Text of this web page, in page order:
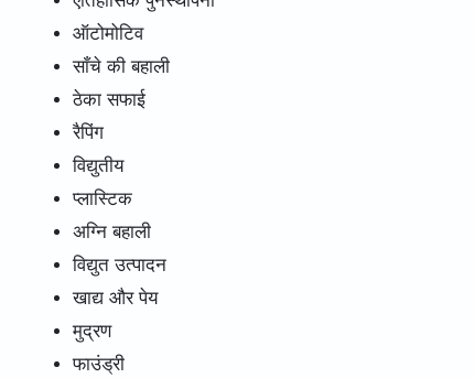
ऑटोमोटिव
साँचे की बहाली
ठेका सफाई
रैपिंग
विद्युतीय
प्लास्टिक
अग्नि बहाली
विद्युत उत्पादन
खाद्य और पेय
मुद्रण
फाउंड्री